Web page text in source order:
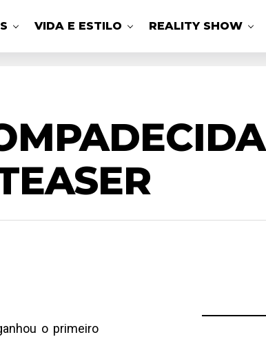
VIDA E ESTILO REALITY SHOW
o primeiro